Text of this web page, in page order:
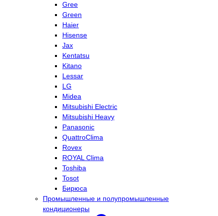
Gree
Green
Haier
Hisense
Jax
Kentatsu
Kitano
Lessar
LG
Midea
Mitsubishi Electric
Mitsubishi Heavy
Panasonic
QuattroClima
Rovex
ROYAL Clima
Toshiba
Tosot
Бирюса
Промышленные и полупромышленные
кондиционеры